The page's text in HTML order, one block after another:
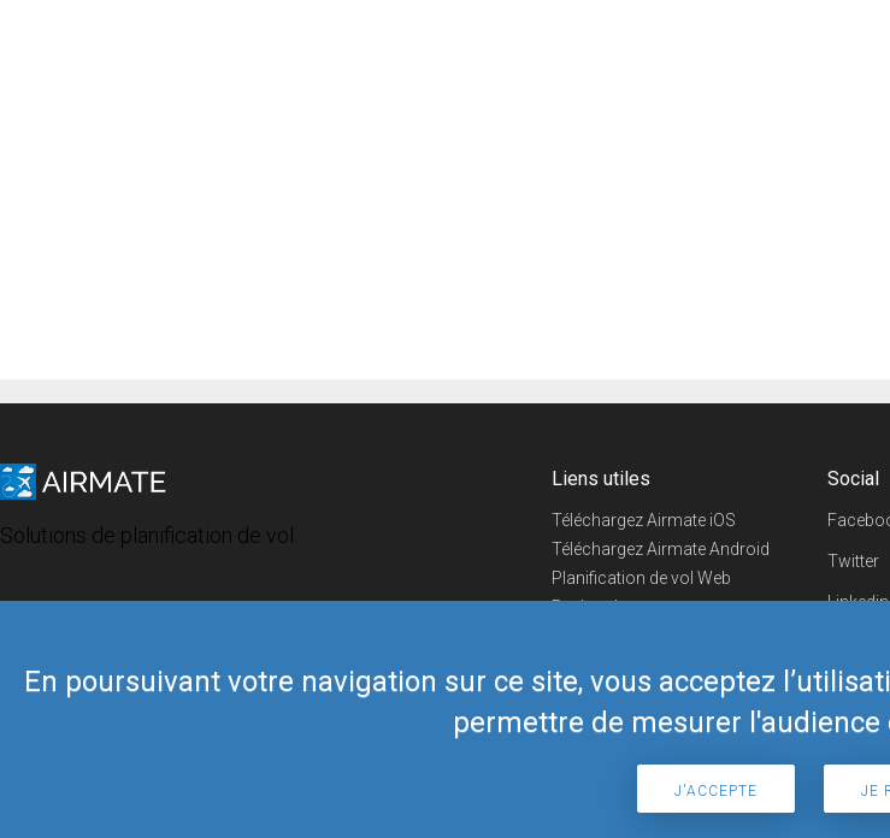
En poursuivant votre navigation sur ce site, vous acceptez
permettre de mesurer
J'ACCEPTE JE
Solutions de planification de vol
Liens utiles
Téléchargez Airmate iOS
Téléchargez Airmate Android
Planification de vol Web
Recherche
Boutique Airmate
Social
Twitter
Linkedin